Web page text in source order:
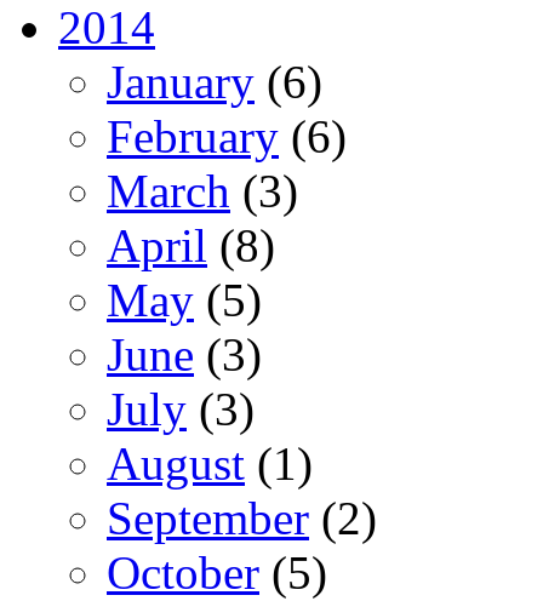
2014
January (6)
February (6)
March (3)
April (8)
May (5)
June (3)
July (3)
August (1)
September (2)
October (5)